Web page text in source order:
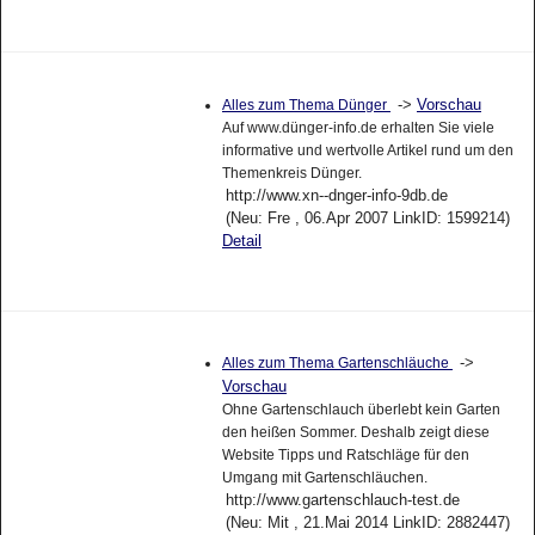
Alles zum Thema Dünger -> Vorschau
Auf www.dünger-info.de erhalten Sie viele
informative und wertvolle Artikel rund um den
Themenkreis Dünger.
http://www.xn--dnger-info-9db.de
(Neu: Fre , 06.Apr 2007 LinkID: 1599214)
Detail
Alles zum Thema Gartenschläuche
->
Vorschau
Ohne Gartenschlauch überlebt kein Garten
den heißen Sommer. Deshalb zeigt diese
Website Tipps und Ratschläge für den
Umgang mit Gartenschläuchen.
http://www.gartenschlauch-test.de
(Neu: Mit , 21.Mai 2014 LinkID: 2882447)